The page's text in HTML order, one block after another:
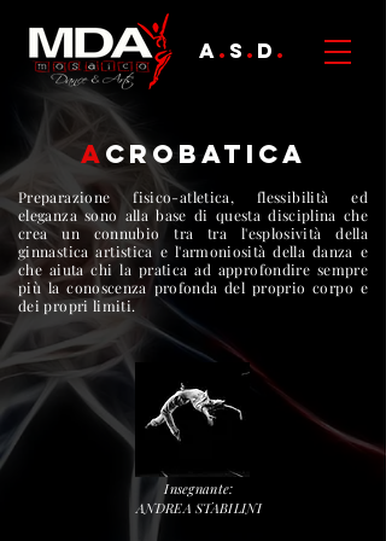
A. S . D .
ACROBATICA
Preparazione fisico-atletica, flessibilità ed
eleganza sono alla base di questa disciplina che
crea un connubio tra tra l'esplosività della
ginnastica artistica e l'armoniosità della danza e
che aiuta chi la pratica ad approfondire sempre
più la conoscenza profonda del proprio corpo e
dei propri limiti.
Insegnante:
ANDREA STABILINI